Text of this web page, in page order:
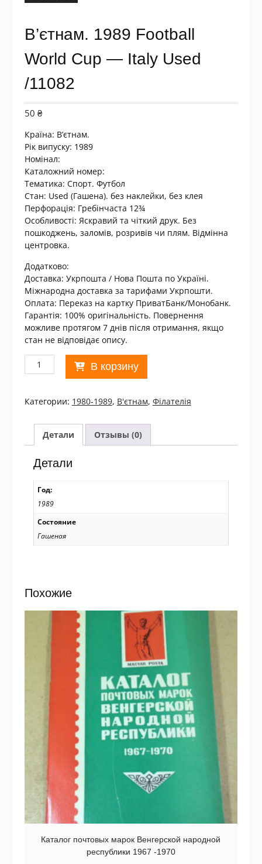
В’єтнам. 1989 Football
World Cup — Italy Used
/11082
50 ₴
Країна: В’єтнам.
Рік випуску: 1989
Номінал:
Каталожний номер:
Тематика: Спорт. Футбол
Стан: Used (Гашена). без наклейки, без клея
Перфорація: Гребінчаста 12¾
Особливості: Яскравий та чіткий друк. Без
пошкоджень, заломів, розривів чи плям. Відмінна
центровка.
Додатково:
Доставка: Укрпошта / Нова Пошта по Україні.
Міжнародна доставка за тарифами Укрпошти.
Оплата: Переказ на картку ПриватБанк/Монобанк.
Гарантія: 100% оригінальність. Повернення
можливе протягом 7 днів після отримання, якщо
стан не відповідає опису.
Количество
товара
1989
Football
World
-
Italy
Used
/11082
В корзину
Категории: 1980-1989, В'єтнам, Філателія
Детали Отзывы (0)
Детали
Год:
1989
Состояние
Гашеная
Похожие
Каталог почтовых марок Венгерской народной
республики 1967 -1970